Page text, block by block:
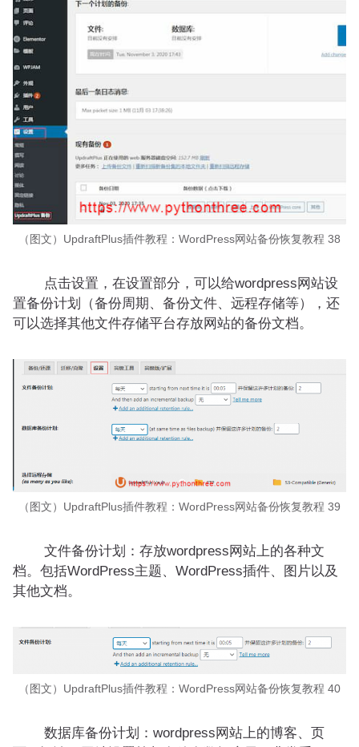
（图文）UpdraftPlus插件教程：WordPress网站备份恢复教程 38
点击设置，在设置部分，可以给wordpress网站设
置备份计划（备份周期、备份文件、远程存储等），还
可以选择其他文件存储平台存放网站的备份文档。
（图文）UpdraftPlus插件教程：WordPress网站备份恢复教程 39
文件备份计划：存放wordpress网站上的各种文
档。包括WordPress主题、WordPress插件、图片以及
其他文档。
（图文）UpdraftPlus插件教程：WordPress网站备份恢复教程 40
数据库备份计划：wordpress网站上的博客、页